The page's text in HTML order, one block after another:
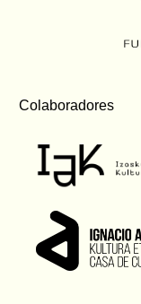
Colaboradores